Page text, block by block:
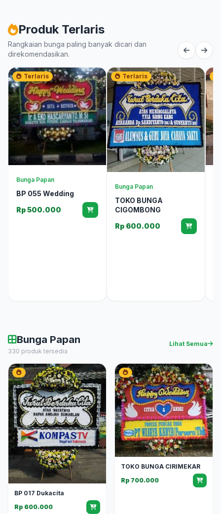
Produk Terlaris
Rangkaian bunga paling banyak dicari dan
direkomendasikan.
Terlaris
Bunga Papan
BP 055 Wedding
Rp 500.000
Terlaris
Bunga Papan
TOKO BUNGA
CIGOMBONG
Rp 600.000
Bunga Papan
330 produk tersedia
Lihat Semua
BP 017 Dukacita
Rp 600.000
TOKO BUNGA CIRIMEKAR
Rp 700.000